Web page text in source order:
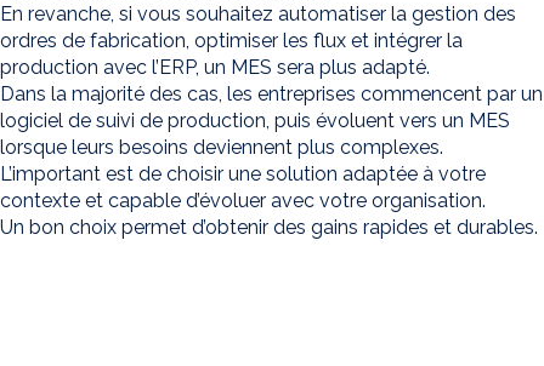
En revanche, si vous souhaitez automatiser la gestion des
ordres de fabrication, optimiser les flux et intégrer la
production avec l’ERP, un MES sera plus adapté.
Dans la majorité des cas, les entreprises commencent par un
logiciel de suivi de production, puis évoluent vers un MES
lorsque leurs besoins deviennent plus complexes.
L’important est de choisir une solution adaptée à votre
contexte et capable d’évoluer avec votre organisation.
Un bon choix permet d’obtenir des gains rapides et durables.